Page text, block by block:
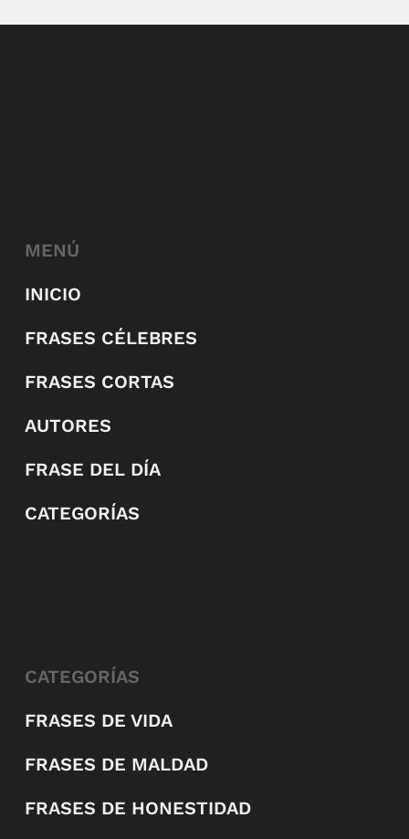
MENÚ
INICIO
FRASES CÉLEBRES
FRASES CORTAS
AUTORES
FRASE DEL DÍA
CATEGORÍAS
CATEGORÍAS
FRASES DE VIDA
FRASES DE MALDAD
FRASES DE HONESTIDAD